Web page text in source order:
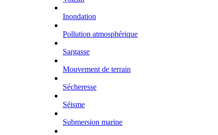
Inondation
Pollution atmosphérique
Sargasse
Mouvement de terrain
Sécheresse
Séisme
Submersion marine